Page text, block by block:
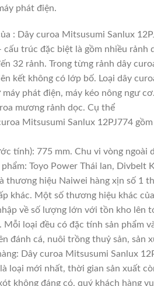
phát điện.
: Dây curoa Mitsusumi Sanlux
cấu trúc đặc biệt là gồm nhiều
32 rảnh. Trong từng rảnh dây
kết không có lớp bố. Loại dây
phát điện, máy kéo nông ngư
mương rảnh dọc. Cụ thể
Mitsusumi Sanlux 12PJ774
tính): 775 mm. Chu vi vòng
Toyo Power Thái lan, Divbelt
thương hiệu Naiwei hàng xịn số 1
khác. Một số thương hiệu khác
về số lượng lớn với tồn kho lên
Mỗi loại đều có đặc tính sản phẩm
đánh cá, nuôi trồng thuỷ sản, sản
Dây curoa Mitsusumi Sanlux
loại mới nhất, thời gian sản xuất
không đáng có, quý khách hàng